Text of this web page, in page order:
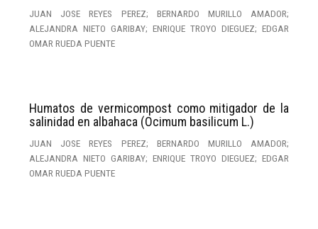
JUAN JOSE REYES PEREZ; BERNARDO MURILLO AMADOR;
ALEJANDRA NIETO GARIBAY; ENRIQUE TROYO DIEGUEZ; EDGAR
OMAR RUEDA PUENTE
Humatos de vermicompost como mitigador de la
salinidad en albahaca (Ocimum basilicum L.)
JUAN JOSE REYES PEREZ; BERNARDO MURILLO AMADOR;
ALEJANDRA NIETO GARIBAY; ENRIQUE TROYO DIEGUEZ; EDGAR
OMAR RUEDA PUENTE